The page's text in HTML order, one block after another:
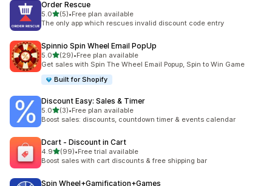
Order Rescue
5.0별 5개 중
(5)
총 리뷰 5개
•Free plan available
The only app which rescues invalid discount code entry
Spinnio Spin Wheel Email PopUp
5.0별 5개 중
(29)
총 리뷰 29개
•Free plan available
Get sales with Spin The Wheel Email Popup, Spin to Win Game
Built for Shopify
Discount Easy: Sales & Timer
5.0별 5개 중
(3)
총 리뷰 3개
•Free plan available
Boost sales: discounts, countdown timer & events calendar
Dcart ‑ Discount in Cart
4.9별 5개 중
(99)
총 리뷰 99개
•Free trial available
Boost sales with cart discounts & free shipping bar
Spin Wheel+Gamification+Games